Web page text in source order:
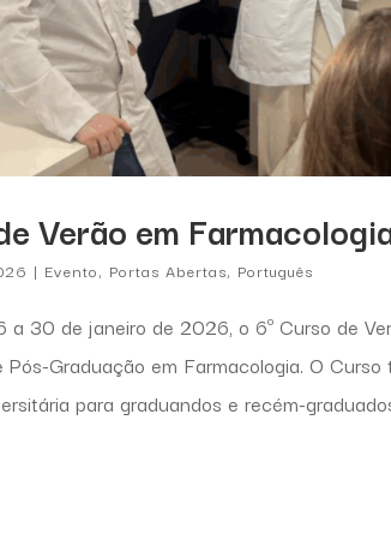
Verão em
| Evento, Portas Abertas, Português
a 30 de janeiro de 2026, o 6º Curso de
Pós-Graduação em Farmacologia. O
para graduandos e recém-